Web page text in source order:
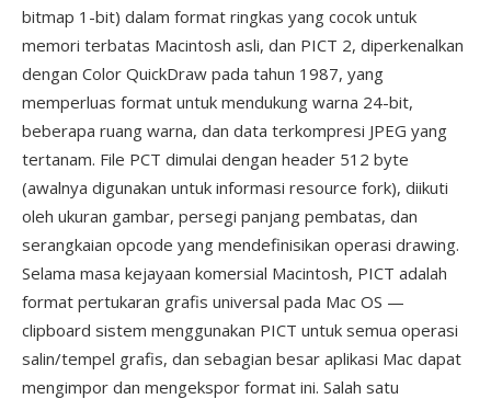
bitmap 1-bit) dalam format ringkas yang cocok untuk
memori terbatas Macintosh asli, dan PICT 2, diperkenalkan
dengan Color QuickDraw pada tahun 1987, yang
memperluas format untuk mendukung warna 24-bit,
beberapa ruang warna, dan data terkompresi JPEG yang
tertanam. File PCT dimulai dengan header 512 byte
(awalnya digunakan untuk informasi resource fork), diikuti
oleh ukuran gambar, persegi panjang pembatas, dan
serangkaian opcode yang mendefinisikan operasi drawing.
Selama masa kejayaan komersial Macintosh, PICT adalah
format pertukaran grafis universal pada Mac OS —
clipboard sistem menggunakan PICT untuk semua operasi
salin/tempel grafis, dan sebagian besar aplikasi Mac dapat
mengimpor dan mengekspor format ini. Salah satu